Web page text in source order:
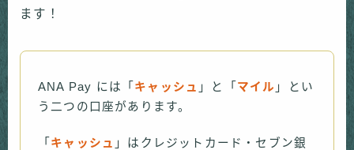
ます！
ANA Pay には「 キャッシュ 」と「 マイル 」とい
う二つの口座があります。
「 キャッシュ 」はクレジットカード・セブン銀